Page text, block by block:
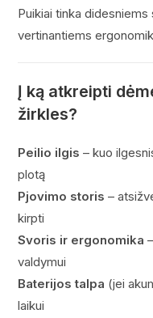
Puikiai tinka
vertinantiems
Į ką atkreipti
žirkles?
Peilio ilgis – kuo
plotą
Pjovimo storis –
kirpti
Svoris ir ergonomika
valdymui
Baterijos talpa (jei
laikui